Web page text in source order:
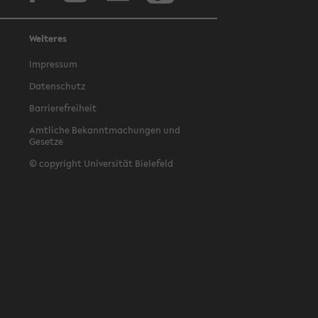
Weiteres
Impressum
Datenschutz
Barrierefreiheit
Amtliche Bekanntmachungen und
Gesetze
© copyright Universität Bielefeld